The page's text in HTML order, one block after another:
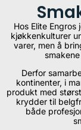
Hos Elite
kjøkkenkulturer
varer, men å
Derfor
kontinenter, i
produkt med
krydder til
både